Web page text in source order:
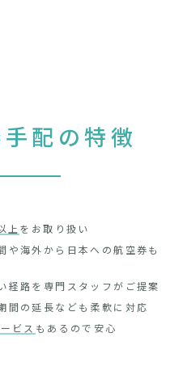
配の特徴
上 をお取り扱い
や海外から日本への航空券も
経路を専門スタッフがご提案
間の延長なども柔軟に対応
ビス もあるので安心